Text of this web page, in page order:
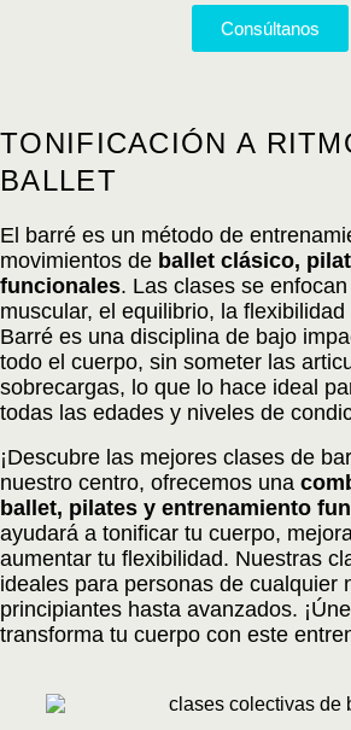
Consúltanos
TONIFICACIÓN A
BALLET
El barré es un método de
movimientos de ballet clásico,
funcionales. Las clases se
muscular, el equilibrio, la
Barré es una disciplina de bajo
todo el cuerpo, sin someter las
sobrecargas, lo que lo hace ideal
todas las edades y niveles de
¡Descubre las mejores clases de
nuestro centro, ofrecemos una
ballet, pilates y entrenamiento
ayudará a tonificar tu cuerpo,
aumentar tu flexibilidad. Nuestras
ideales para personas de cualquier
principiantes hasta avanzados.
transforma tu cuerpo con este